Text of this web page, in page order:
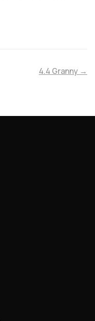
4.4 Granny →